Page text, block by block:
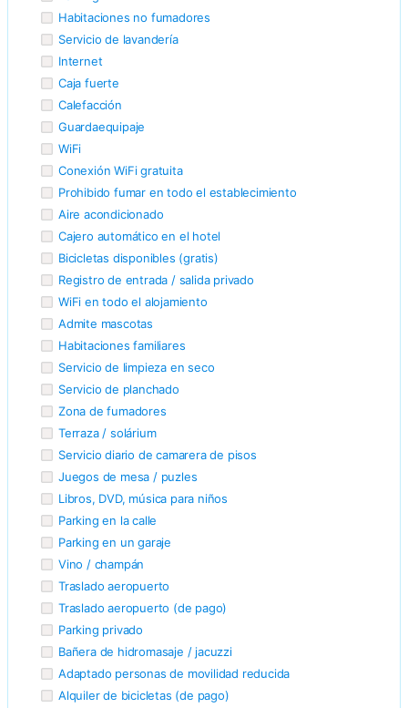
Habitaciones no fumadores
Servicio de lavandería
Internet
Caja fuerte
Calefacción
Guardaequipaje
WiFi
Conexión WiFi gratuita
Prohibido fumar en todo el establecimiento
Aire acondicionado
Cajero automático en el hotel
Bicicletas disponibles (gratis)
Registro de entrada / salida privado
WiFi en todo el alojamiento
Admite mascotas
Habitaciones familiares
Servicio de limpieza en seco
Servicio de planchado
Zona de fumadores
Terraza / solárium
Servicio diario de camarera de pisos
Juegos de mesa / puzles
Libros, DVD, música para niños
Parking en la calle
Parking en un garaje
Vino / champán
Traslado aeropuerto
Traslado aeropuerto (de pago)
Parking privado
Bañera de hidromasaje / jacuzzi
Adaptado personas de movilidad reducida
Alquiler de bicicletas (de pago)